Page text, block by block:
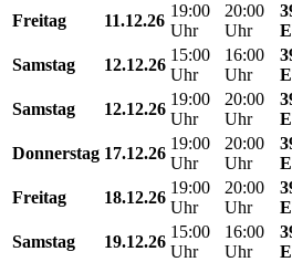
Freitag
11.12.26
19:00
Uhr
20:00
Uhr
Samstag
12.12.26
15:00
Uhr
16:00
Uhr
Samstag
12.12.26
19:00
Uhr
20:00
Uhr
Donnerstag 17.12.26
19:00
Uhr
20:00
Uhr
Freitag
18.12.26
19:00
Uhr
20:00
Uhr
Samstag
19.12.26
15:00
Uhr
16:00
Uhr